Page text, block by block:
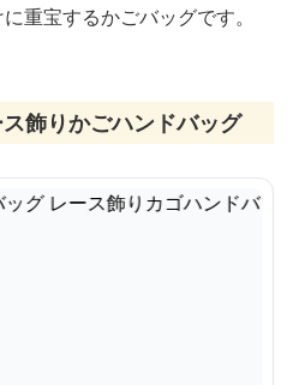
重宝するかごバッグです。
飾りかごハンドバッグ